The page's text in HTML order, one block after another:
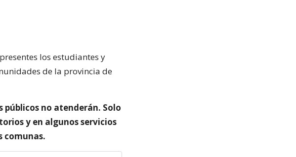
los estudiantes y
de la provincia de
públicos no atenderán. Solo
y en algunos servicios
comunas.